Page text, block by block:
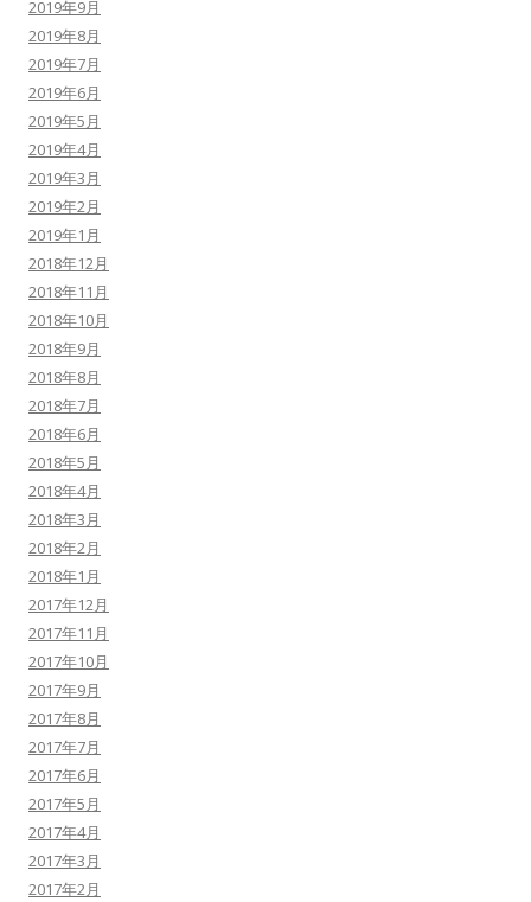
2019年9月
2019年8月
2019年7月
2019年6月
2019年5月
2019年4月
2019年3月
2019年2月
2019年1月
2018年12月
2018年11月
2018年10月
2018年9月
2018年8月
2018年7月
2018年6月
2018年5月
2018年4月
2018年3月
2018年2月
2018年1月
2017年12月
2017年11月
2017年10月
2017年9月
2017年8月
2017年7月
2017年6月
2017年5月
2017年4月
2017年3月
2017年2月